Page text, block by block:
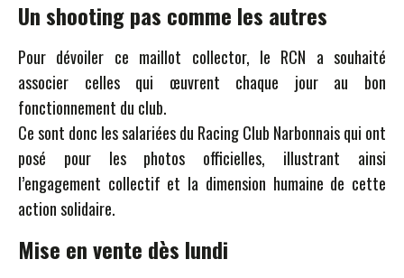
Un shooting pas comme les autres
Pour dévoiler ce maillot collector, le RCN a souhaité
associer celles qui œuvrent chaque jour au bon
fonctionnement du club.
Ce sont donc les salariées du Racing Club Narbonnais qui ont
posé pour les photos officielles, illustrant ainsi
l’engagement collectif et la dimension humaine de cette
action solidaire.
Mise en vente dès lundi